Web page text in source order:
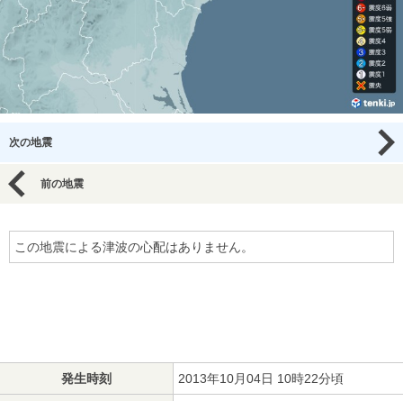
次の地震
前の地震
この地震による津波の心配はありません。
発生時刻 2013年10月04日 10時22分頃